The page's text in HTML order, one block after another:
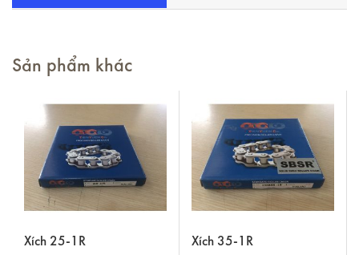
Sản phẩm khác
Xích 25-1R Xích 35-1R